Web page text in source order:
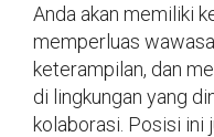
Anda akan memiliki
memperluas
keterampilan, dan
di lingkungan yang
kolaborasi. Posisi ini